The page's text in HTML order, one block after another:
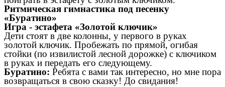
Ритмическая гимнастика под песенку
«Буратино»
Игра - эстафета «Золотой ключик»
Дети стоят в две колонны, у первого в руках
золотой ключик. Пробежать по прямой, огибая
стойки (по извилистой лесной дорожке) с ключиком
в руках и передать его следующему.
Буратино: Ребята с вами так интересно, но мне пора
возвращаться в свою сказку! До свидания!